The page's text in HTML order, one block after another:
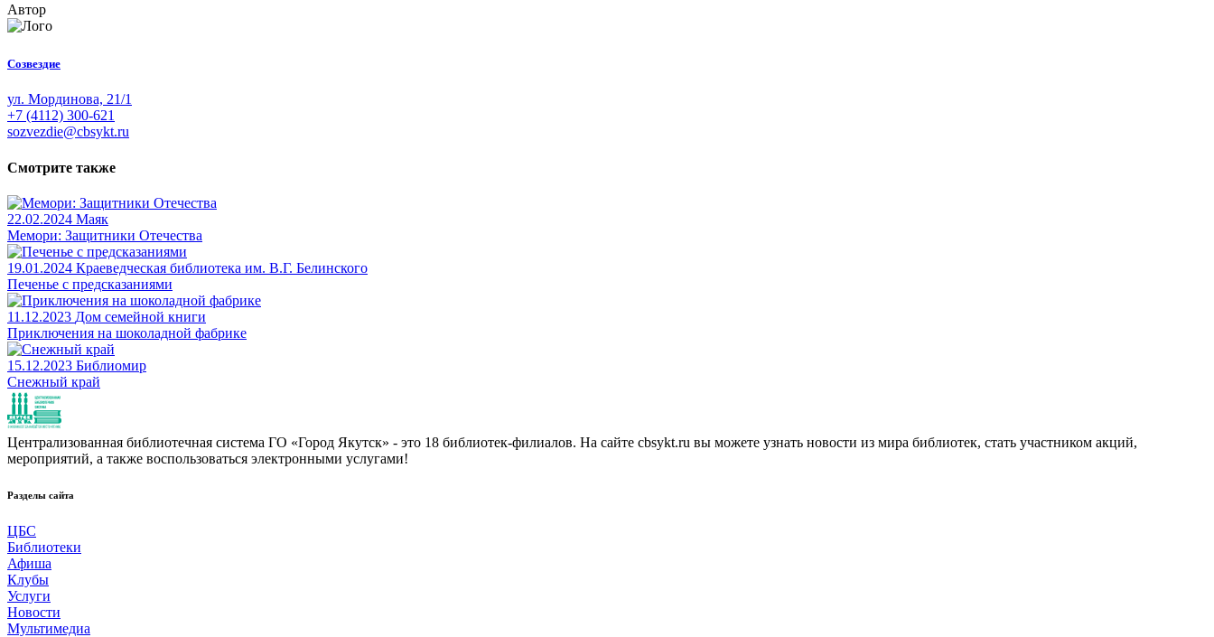
Автор
Созвездие
ул. Мординова, 21/1
+7 (4112) 300-621
sozvezdie@cbsykt.ru
Смотрите также
22.02.2024 Маяк
Мемори: Защитники Отечества
19.01.2024 Краеведческая библиотека им. В.Г. Белинского
Печенье с предсказаниями
11.12.2023 Дом семейной книги
Приключения на шоколадной фабрике
15.12.2023 Библиомир
Снежный край
Централизованная библиотечная система ГО «Город Якутск» - это 18 библиотек-филиалов. На сайте cbsykt.ru вы можете узнать новости из мира библиотек, стать участником акций,
мероприятий, а также воспользоваться электронными услугами!
Разделы сайта
ЦБС
Библиотеки
Афиша
Клубы
Услуги
Новости
Мультимедиа